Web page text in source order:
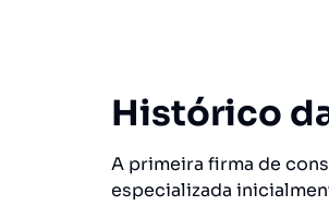
Histórico
A primeira firma de
especializada